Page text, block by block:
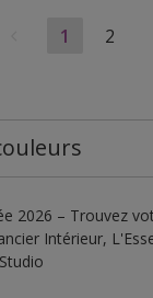
1 2
2026 – Trouvez
Intérieur,